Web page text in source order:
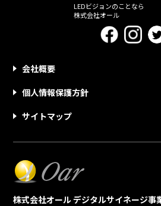
LEDビジョンのことなら
株式会社オール
会社概要
個人情報保護方針
サイトマップ
株式会社オール デジタルサイネージ事